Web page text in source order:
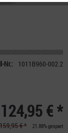
Nr.: 1011B960-002.2
124,95 € *
159,95 € * 21.88% gespart